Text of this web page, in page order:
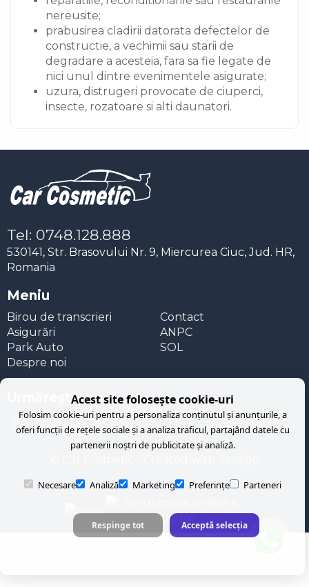
nereusite;
prabusirea cladirii datorata defectelor de
constructie, a vechimii sau starii de
degradare a acesteia, fara sa fie legate de
nici unul dintre evenimentele asigurate;
uzura, distrugeri provocate de ciuperci,
insecte, rozatoare si alti daunatori.
Tel: 0748.128.888
530141, Str. Brasovului Nr. 9, Miercurea Ciuc, Jud. HR,
Romania
Meniu
Birou de transcrieri
Asigurări
Park Auto
Despre noi
Contact
ANPC
SOL
Urmăreşte-neAcest site folosește cookie-uri
Folosim cookie-uri pentru a personaliza conținutul și anunțurile, a
oferi funcții de rețele sociale și a analiza traficul, partajând datele cu
partenerii noștri de publicitate și analiză.
Necesare Analiză Marketing Preferințe Parteneri
Respinge tot Acceptă selecția